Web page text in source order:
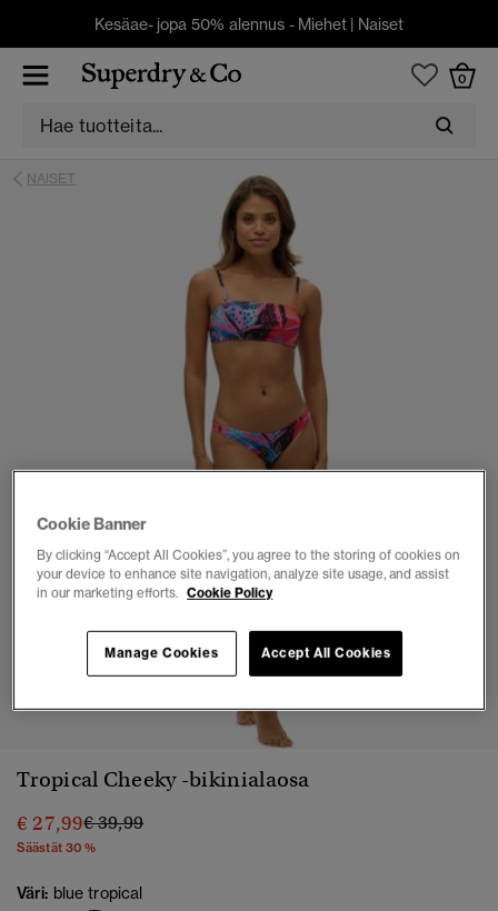
Kesäae- jopa 50% alennus - Miehet | Naiset
0
NAISET
Tropical Cheeky -bikinialaosa
€ 27,99Hinta alennettu hinnasta
€ 39,99hintaan
Säästät 30 %
Väri: blue tropical
Cookie Banner
By clicking “Accept All Cookies”, you agree to the storing of cookies on
your device to enhance site navigation, analyze site usage, and assist
in our marketing efforts. Cookie Policy
Accept All Cookies
Manage Cookies